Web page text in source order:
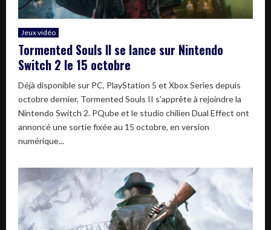
Jeux vidéo
Tormented Souls II se lance sur Nintendo
Switch 2 le 15 octobre
Déjà disponible sur PC, PlayStation 5 et Xbox Series depuis
octobre dernier, Tormented Souls II s'apprête à rejoindre la
Nintendo Switch 2. PQube et le studio chilien Dual Effect ont
annoncé une sortie fixée au 15 octobre, en version
numérique...